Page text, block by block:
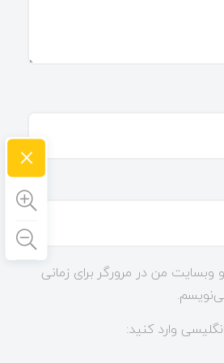
وبسایت من در مرورگر برای زمانی
وارد کنید:
×